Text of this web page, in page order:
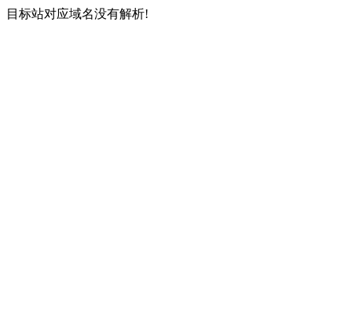
目标站对应域名没有解析!